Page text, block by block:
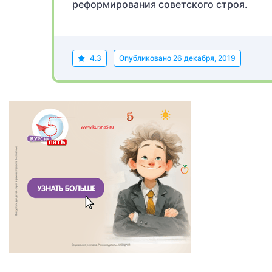
реформирования советского строя.
4.3 Опубликовано 26 декабря, 2019